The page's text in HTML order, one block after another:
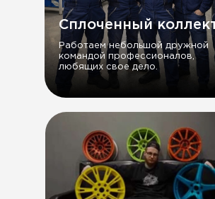
Сплоченный
Работаем небольшой дружной
командой профессионалов,
любящих свое дело.